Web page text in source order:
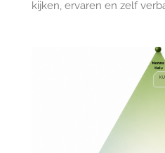
kijken, ervaren en zelf